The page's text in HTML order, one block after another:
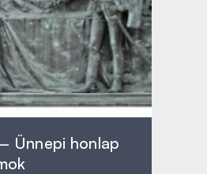
Ünnepi honlap